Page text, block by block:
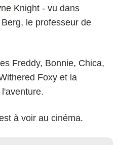
Knight - vu dans
le professeur de
Freddy, Bonnie, Chica,
Foxy et la
à voir au cinéma.